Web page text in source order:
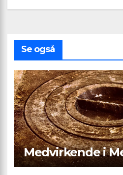
Se også
Medvirkende i